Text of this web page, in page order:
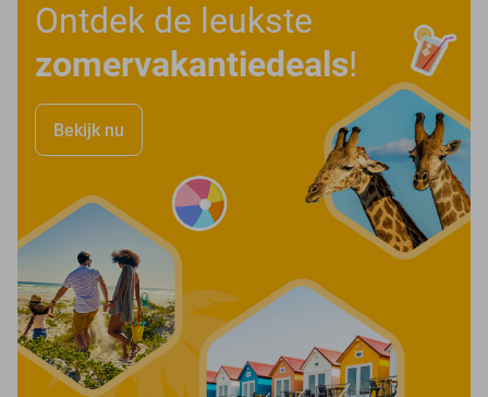
Ontdek de leukste
zomervakantiedeals!
Bekijk nu